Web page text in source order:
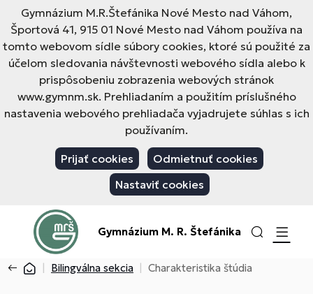
Gymnázium M.R.Štefánika Nové Mesto nad Váhom,
Športová 41, 915 01 Nové Mesto nad Váhom používa na
tomto webovom sídle súbory cookies, ktoré sú použité za
účelom sledovania návštevnosti webového sídla alebo k
prispôsobeniu zobrazenia webových stránok
www.gymnm.sk. Prehliadaním a použitím príslušného
nastavenia webového prehliadača vyjadrujete súhlas s ich
používaním.
Prijať cookies
Odmietnuť cookies
Nastaviť cookies
Gymnázium M. R. Štefánika
Bilingválna sekcia Charakteristika štúdia